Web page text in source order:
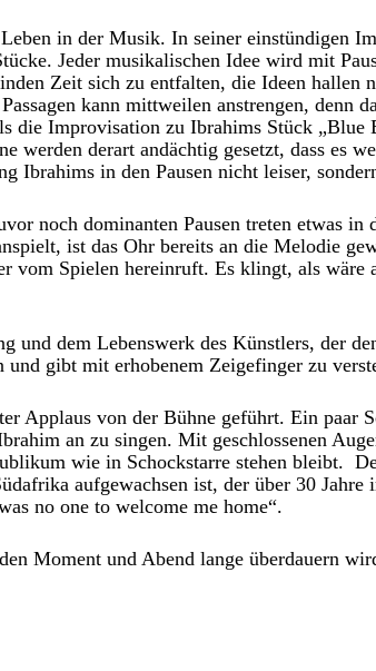
in der Musik. In seiner einstündigen
Jeder musikalischen Idee wird mit
Zeit sich zu entfalten, die Ideen hallen
kann mittweilen anstrengen, denn
die Improvisation zu Ibrahims Stück
werden derart andächtig gesetzt, dass es
Ibrahims in den Pausen nicht leiser,
noch dominanten Pausen treten etwas
ist das Ohr bereits an die Melodie
Spielen hereinruft. Es klingt, als wäre
und dem Lebenswerk des Künstlers, der
gibt mit erhobenem Zeigefinger zu
Applaus von der Bühne geführt. Ein
an zu singen. Mit geschlossenen
wie in Schockstarre stehen bleibt.
aufgewachsen ist, der über 30
no one to welcome me home“.
Moment und Abend lange überdauern